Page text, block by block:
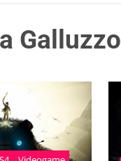
Galluzzo